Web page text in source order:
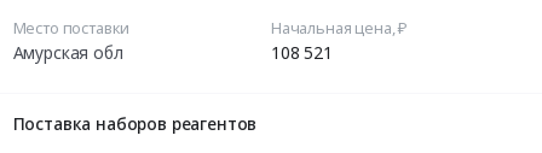
Место поставки
Амурская обл
Начальная цена, ₽
108 521
Поставка наборов реагентов